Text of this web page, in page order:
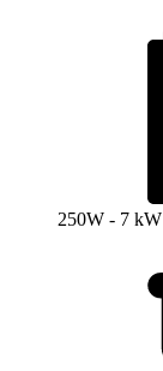
250W - 7 kW